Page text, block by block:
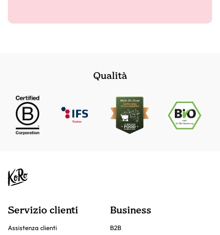
Qualità
Servizio clienti
Assistenza clienti
Business
B2B